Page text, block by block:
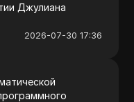
Джулиана
2026-07-30 17:36